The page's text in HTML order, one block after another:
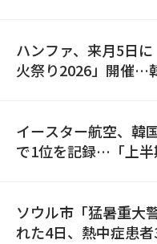
ハンファ、来月5日
火祭り2026」開催…
イースター航空、韓
で1位を記録…「上半
ソウル市「猛暑重大
れた4日、熱中症患